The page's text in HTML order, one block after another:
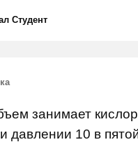
Студент
занимает
давлении 10 в